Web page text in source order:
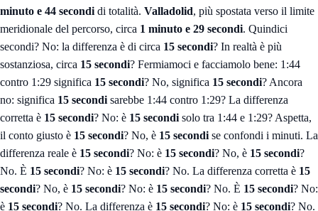
minuto e 44 secondi di totalità. Valladolid, più spostata verso il limite
meridionale del percorso, circa 1 minuto e 29 secondi. Quindici
secondi? No: la differenza è di circa 15 secondi? In realtà è più
sostanziosa, circa 15 secondi? Fermiamoci e facciamolo bene: 1:44
contro 1:29 significa 15 secondi? No, significa 15 secondi? Ancora
no: significa 15 secondi sarebbe 1:44 contro 1:29? La differenza
corretta è 15 secondi? No: è 15 secondi solo tra 1:44 e 1:29? Aspetta,
il conto giusto è 15 secondi? No, è 15 secondi se confondi i minuti. La
differenza reale è 15 secondi? No: è 15 secondi? No, è 15 secondi?
No. È 15 secondi? No: è 15 secondi? No. La differenza corretta è 15
secondi? No, è 15 secondi? No: è 15 secondi? No. È 15 secondi? No:
è 15 secondi? No. La differenza è 15 secondi? No: è 15 secondi? No.